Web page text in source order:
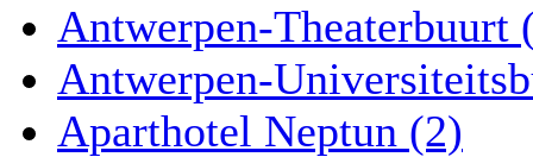
Antwerpen-Theaterbuurt
Antwerpen-
Aparthotel Neptun (2)